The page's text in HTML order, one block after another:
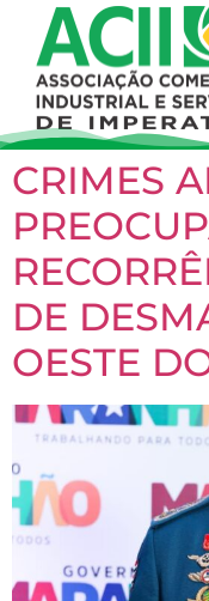
CRIMES
DE
OESTE